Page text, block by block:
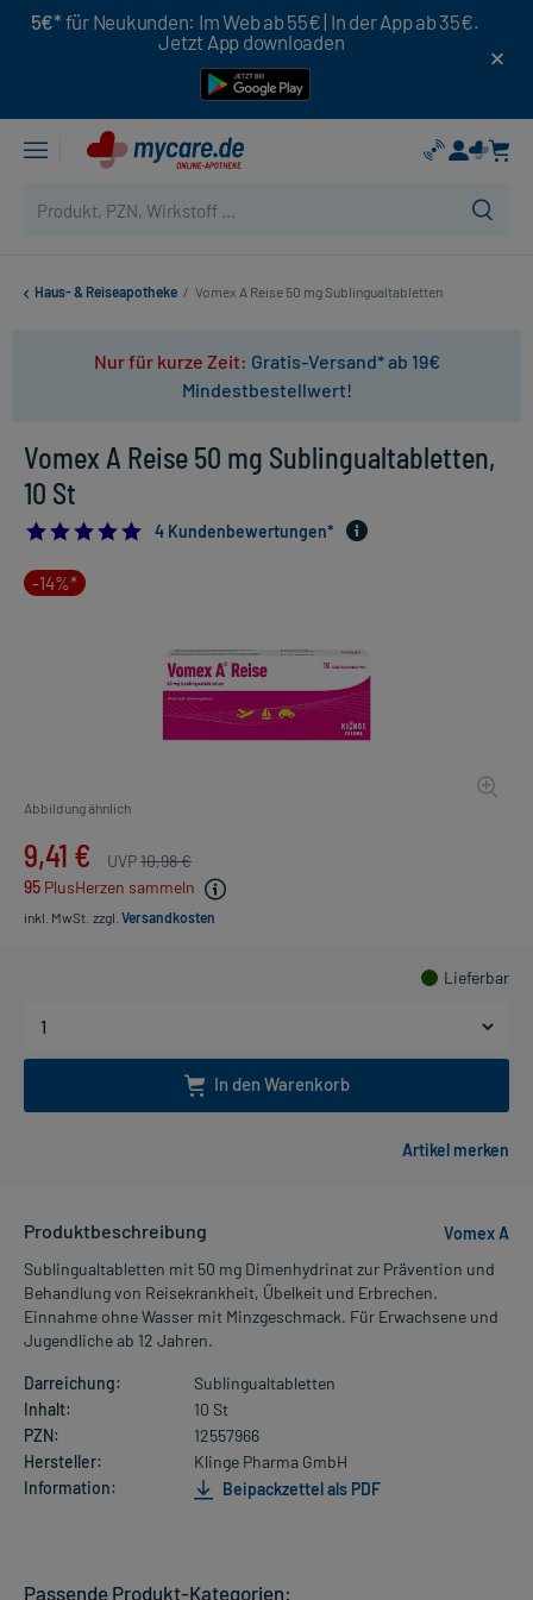
5€* für Neukunden: Im Web ab 55€ | In der App ab 35€.
Jetzt App downloaden
Haus- & Reiseapotheke / Vomex A Reise 50 mg Sublingualtabletten
Nur für kurze Zeit: Gratis-Versand* ab 19€
Mindestbestellwert!
Vomex A Reise 50 mg Sublingualtabletten,
10 St
4.75
4 Kundenbewertungen*
-14%*
Abbildung ähnlich
9,41 € UVP10,98 €
95 PlusHerzen sammeln
inkl. MwSt. zzgl. Versandkosten
Lieferbar
In den Warenkorb
Produktbeschreibung
Vomex A
Sublingualtabletten mit 50 mg Dimenhydrinat zur Prävention und
Behandlung von Reisekrankheit, Übelkeit und Erbrechen.
Einnahme ohne Wasser mit Minzgeschmack. Für Erwachsene und
Jugendliche ab 12 Jahren.
Darreichung:
Sublingualtabletten
Inhalt:
10 St
PZN:
12557966
Hersteller:
Klinge Pharma GmbH
Information:
Beipackzettel als PDF
Passende Produkt-Kategorien: